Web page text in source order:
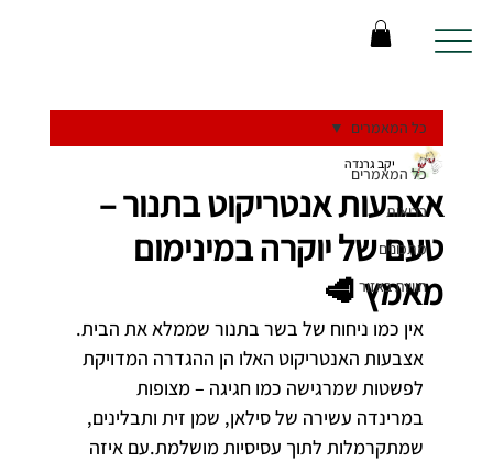
כל המאמרים
בריאות
מתכונים
חוויות באזור
כל המאמרים
אצבעות אנטריקוט בתנור –
טעם של יוקרה במינימום
מאמץ 🥩
יקב גרנדה
אין כמו ניחוח של בשר בתנור שממלא את הבית.
אצבעות האנטריקוט האלו הן ההגדרה המדויקת
לפשטות שמרגישה כמו חגיגה – מצופות
במרינדה עשירה של סילאן, שמן זית ותבלינים,
שמתקרמלות לתוך עסיסיות מושלמת.עם איזה